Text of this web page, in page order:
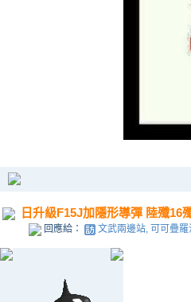
日升級F15J加隱形導彈 陸殲16
回應給： 文武兩邊站, 可可疊羅